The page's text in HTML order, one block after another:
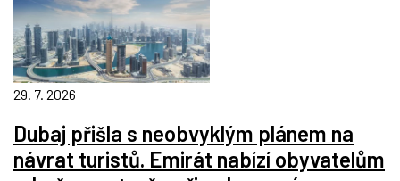
29. 7. 2026
Dubaj přišla s neobvyklým plánem na
návrat turistů. Emirát nabízí obyvatelům